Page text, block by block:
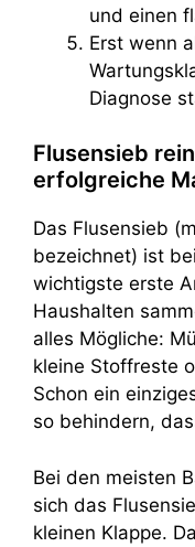
und einen
Erst wenn
Diagnose
Flusensieb
erfolgreiche
Das Flusensieb
bezeichnet) ist
wichtigste erste
Haushalten
alles Mögliche:
kleine Stoffreste
Schon ein
so behindern,
Bei den meisten
sich das
kleinen Klappe.